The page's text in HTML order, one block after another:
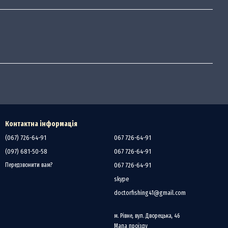
Контактна інформація
(067) 726-64-91
(097) 681-50-58
Передзвонити вам?
067 726-64-91
067 726-64-91
067 726-64-91
skype
doctorfishing41@gmail.com
м. Рівне, вул. Дворецька, 46
Мапа проїзду